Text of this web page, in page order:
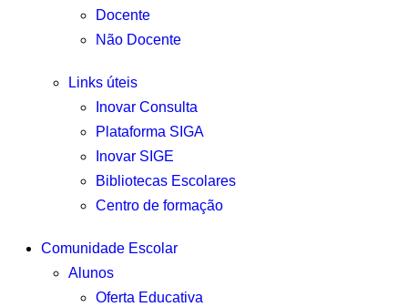
Docente
Não Docente
Links úteis
Inovar Consulta
Plataforma SIGA
Inovar SIGE
Bibliotecas Escolares
Centro de formação
Comunidade Escolar
Alunos
Oferta Educativa